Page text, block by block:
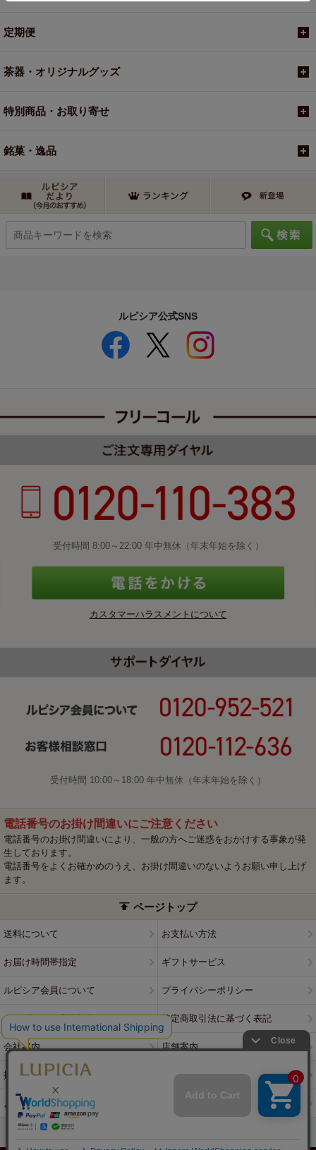
定期便
茶器・オリジナルグッズ
特別商品・お取り寄せ
銘菓・逸品
ルピシア公式SNS
受付時間 8:00～22:00 年中無休（年末年始を除く）
カスタマーハラスメントについて
受付時間 10:00～18:00 年中無休（年末年始を除く）
電話番号のお掛け間違いにご注意ください
電話番号のお掛け間違いにより、一般の方へご迷惑をおかけする事象が発
生しております。
電話番号をよくお確かめのうえ、お掛け間違いのないようお願い申し上げ
ます。
ページトップ
送料について お支払い方法
お届け時間帯指定 ギフトサービス
ルピシア会員について プライバシーポリシー
ウェブサイト利用規約 特定商取引法に基づく表記
会社案内 店舗案内
採用情報 ルピシアブランド
よくある質問